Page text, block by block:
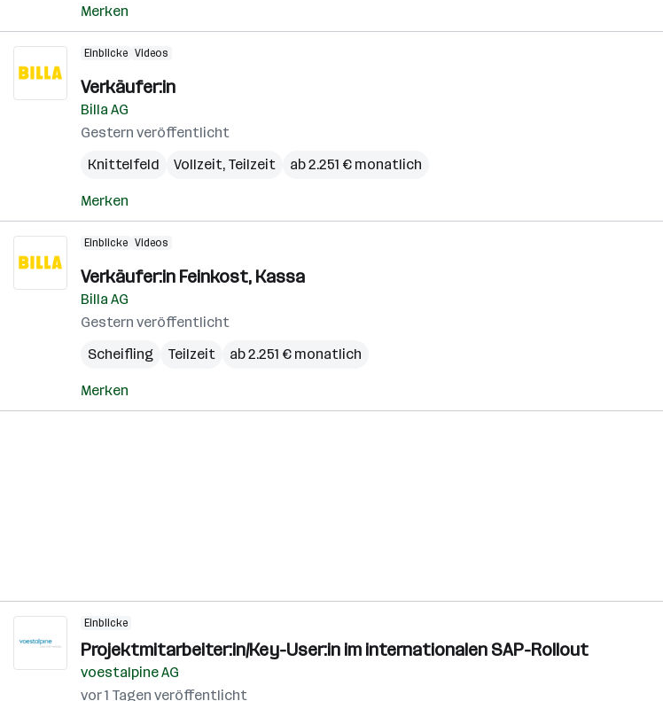
Merken
Einblicke Videos
Verkäufer:in
Billa AG
Gestern veröffentlicht
Knittelfeld
Vollzeit, Teilzeit ab 2.251 € monatlich
Merken
Einblicke Videos
Verkäufer:in Feinkost, Kassa
Billa AG
Gestern veröffentlicht
Scheifling
Teilzeit ab 2.251 € monatlich
Merken
Einblicke
Projektmitarbeiter:in/Key-User:in im internationalen SAP-Rollout
voestalpine AG
vor 1 Tagen veröffentlicht